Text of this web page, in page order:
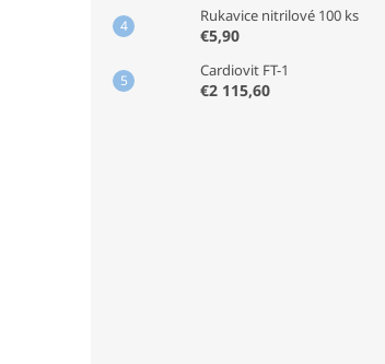
Rukavice nitrilové 100 ks
€5,90
Cardiovit FT-1
€2 115,60